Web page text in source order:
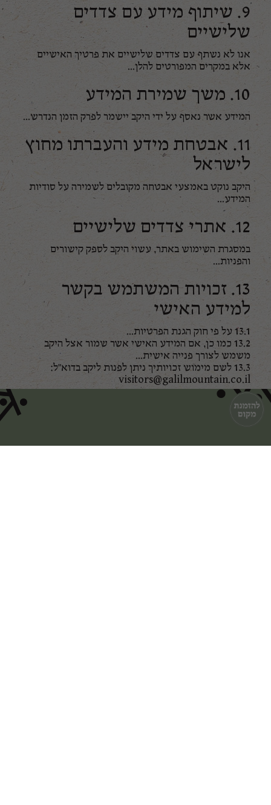
9. שיתוף מידע עם צדדים
שלישיים
אנו לא נשתף עם צדדים שלישיים את פרטיך האישיים
אלא במקרים המפורטים להלן...
10. משך שמירת המידע
המידע אשר נאסף על ידי היקב יישמר לפרק הזמן הנדרש...
11. אבטחת מידע והעברתו מחוץ
לישראל
היקב נוקט באמצעי אבטחה מקובלים לשמירה על סודיות
המידע...
12. אתרי צדדים שלישיים
במסגרת השימוש באתר, עשוי היקב לספק קישורים
והפניות...
13. זכויות המשתמש בקשר
למידע האישי
13.1 על פי חוק הגנת הפרטיות...
13.2 כמו כן, אם המידע האישי אשר שמור אצל היקב
משמש לצורך פנייה אישית...
13.3 לשם מימוש זכויותיך ניתן לפנות ליקב בדוא"ל:
visitors@galilmountain.co.il
14. הדין החל